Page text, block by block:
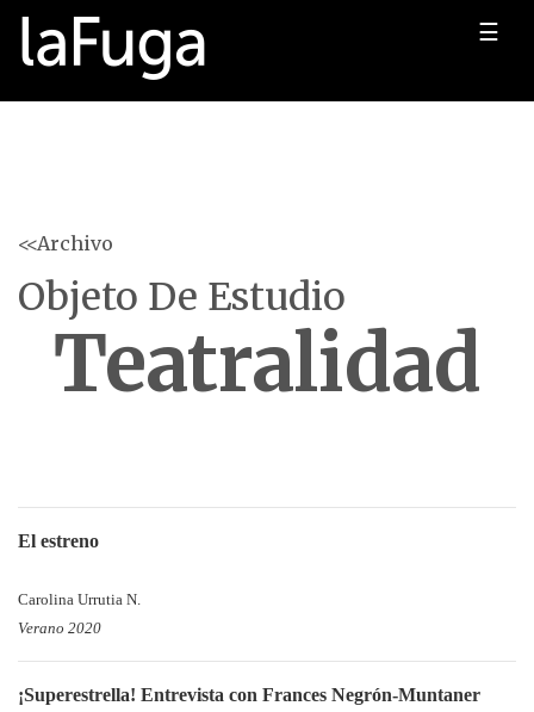
☰
<<Archivo
Objeto De Estudio
Teatralidad
El estreno
Carolina Urrutia N.
Verano 2020
¡Superestrella! Entrevista con Frances Negrón-Muntaner